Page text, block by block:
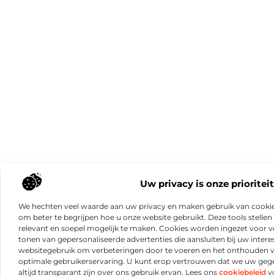
Uw privacy is onze prioriteit
We hechten veel waarde aan uw privacy en maken gebruik van
om beter te begrijpen hoe u onze website gebruikt. Deze tools
relevant en soepel mogelijk te maken. Cookies worden ingezet voor
tonen van gepersonaliseerde advertenties die aansluiten bij uw
websitegebruik om verbeteringen door te voeren en het onthouden
optimale gebruikerservaring. U kunt erop vertrouwen dat we uw
altijd transparant zijn over ons gebruik ervan. Lees ons cookiebeleid